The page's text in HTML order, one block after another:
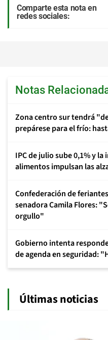
Comparte esta nota en
redes sociales:
Notas
Zona centro sur tendrá
prepárese para el frío:
IPC de julio sube 0,1% y
alimentos impulsan las
Confederación de
senadora Camila Flores:
orgullo"
Gobierno intenta
de agenda en seguridad:
Últimas noticias